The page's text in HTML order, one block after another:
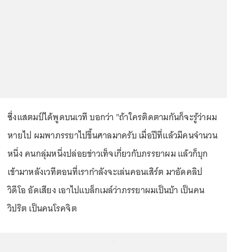
ซึ่งแสตมป์ได้พูดบนเวที บอกว่า "ถ้าใครติดตามกันก็จะรู้ว่าผม
หายไป ผมพาภรรยาไปขึ้นศาลมาครับ เมื่อปีที่แล้วมีคนจำนวน
หนึ่ง คนกลุ่มหนึ่งปล่อยข่าวเท็จเกี่ยวกับภรรยาผม แล้วก็บุก
เข้ามาหลังเวทีตอนที่เรากำลังจะเล่นคอนเสิร์ต มาอัดคลิป
วิดีโอ อัดเสียง เอาไปแบล็กเมล์ว่าภรรยาผมเป็นบ้า เป็นคน
วิปริต เป็นคนโรคจิต